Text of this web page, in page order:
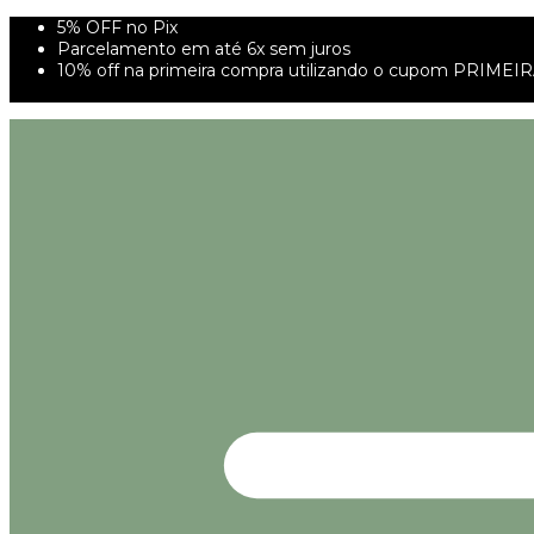
5% OFF no Pix
Parcelamento em até 6x sem juros
10% off na primeira compra utilizando o cupom